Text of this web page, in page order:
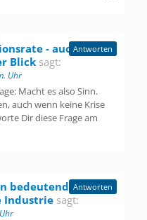
- auch hier
Blick sagt:
Uhr
Macht es also Sinn.
auch wenn keine Krise
Dir diese Frage am
Antworten
bedeutendes
Industrie sagt:
Antworten